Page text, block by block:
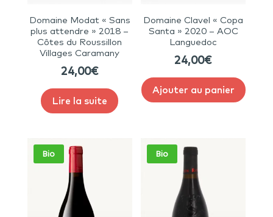
Domaine Modat « Sans
plus attendre » 2018 –
Côtes du Roussillon
Villages Caramany
24,00€
Lire la suite
Domaine Clavel « Copa
Santa » 2020 – AOC
Languedoc
24,00€
Ajouter au panier
Bio Bio